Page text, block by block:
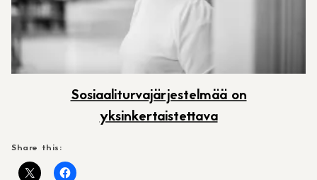
Sosiaaliturvajärjestelmää on
yksinkertaistettava
Share this: